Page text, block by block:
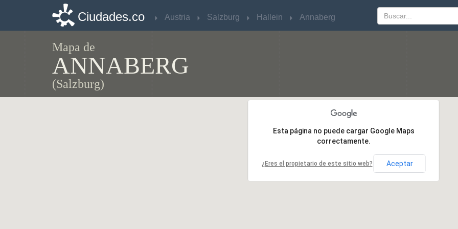
Ciudades.co Austria Salzburg Hallein Annaberg
Mapa de
ANNABERG
(Salzburg)
Esta página no puede cargar Google Maps
correctamente.
¿Eres el propietario de este sitio web? Aceptar
Esta página no puede cargar Google Maps
correctamente.
¿Eres el propietario de este sitio web? Aceptar
Ciudades.co Austria Salzburg Hallein Annaberg